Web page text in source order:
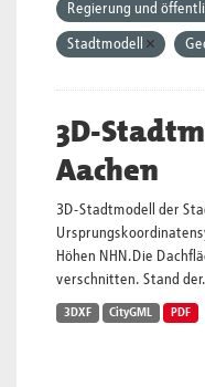
Regierung und
Stadtmodell
3D-
Aachen
3D-Stadtmodell der
Höhen NHN.Die
verschnitten. Stand
3DXF CityGML PDF